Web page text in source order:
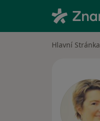
Hlavní Stránka